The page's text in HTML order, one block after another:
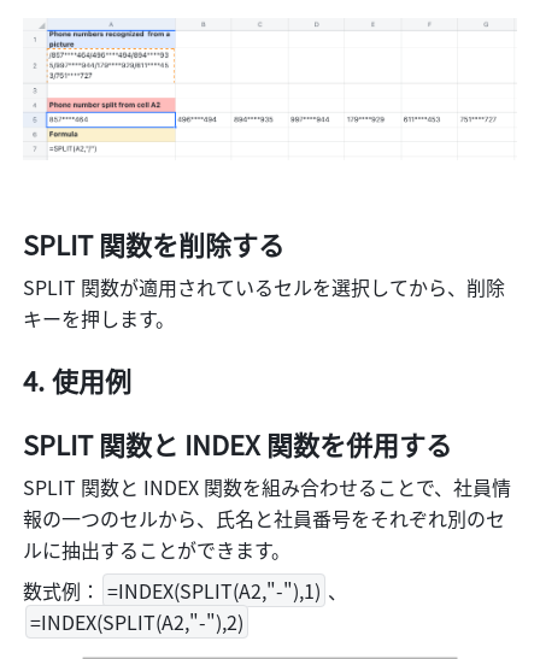
SPLIT 関数を削除する
SPLIT 関数が適用されているセルを選択してから、削除
キーを押します。
使用例
SPLIT 関数と INDEX 関数を併用する
SPLIT 関数と INDEX 関数を組み合わせることで、社員情
報の一つのセルから、氏名と社員番号をそれぞれ別のセ
ルに抽出することができます。
数式例： =INDEX(SPLIT(A2,"-"),1) 、
=INDEX(SPLIT(A2,"-"),2)